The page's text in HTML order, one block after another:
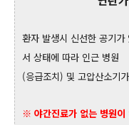
환자 발생시 신선한 공기
서 상태에 따라 인근 병원
(응급조치) 및 고압산소기
※ 야간진료가 없는 병원이